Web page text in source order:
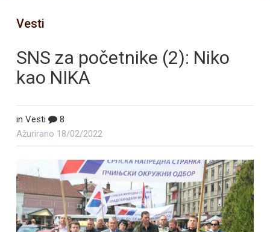
Vesti
SNS za početnike (2): Niko
kao NIKA
in Vesti
8
Ažurirano 18/02/2022